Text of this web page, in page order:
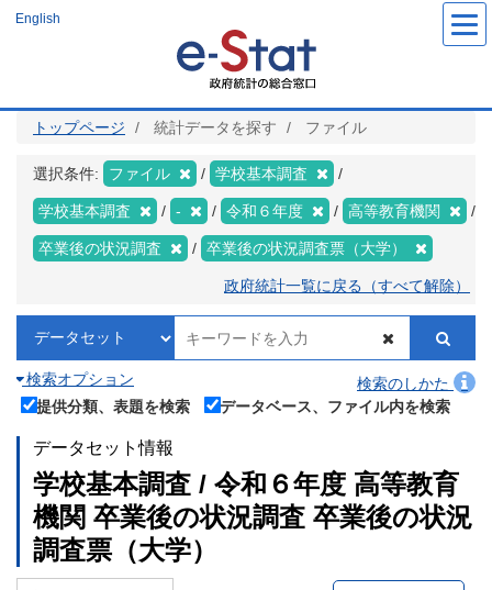
ツ
English
トップページ 統計データを探す ファイル
選択条件: ファイル 学校基本調査
学校基本調査 - 令和６年度 高等教育機関
卒業後の状況調査 卒業後の状況調査票（大学）
政府統計一覧に戻る（すべて解除）
検索オプション
検索のしかた
提供分類、表題を検索
データベース、ファイル内を検索
データセット情報
学校基本調査 / 令和６年度 高等教育
機関 卒業後の状況調査 卒業後の状況
調査票（大学）